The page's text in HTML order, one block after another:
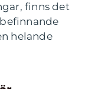
finns det
helande